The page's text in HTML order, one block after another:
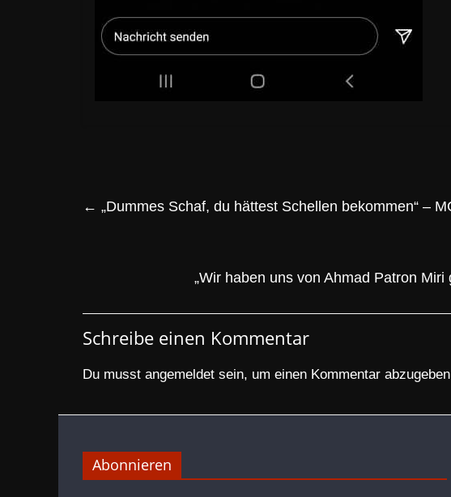
← „Dummes Schaf, du hättest Schellen bekommen“ –
„Wir haben uns von Ahmad Patron
Schreibe einen Kommentar
Du musst angemeldet sein, um einen Kommentar
Abonnieren